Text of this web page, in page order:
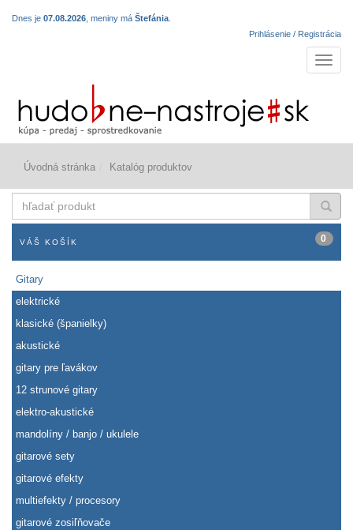
Dnes je 07.08.2026 , meniny má Štefánia
Prihlásenie / Registrácia
Úvodná stránka Katalóg produktov
produkt
VÁŠ KOŠÍK 0
Gitary
elektrické
klasické (španielky)
akustické
gitary pre ľavákov
12 strunové gitary
elektro-akustické
mandolíny / banjo / ukulele
gitarové sety
gitarové efekty
multiefekty / procesory
gitarové zosiľňovače